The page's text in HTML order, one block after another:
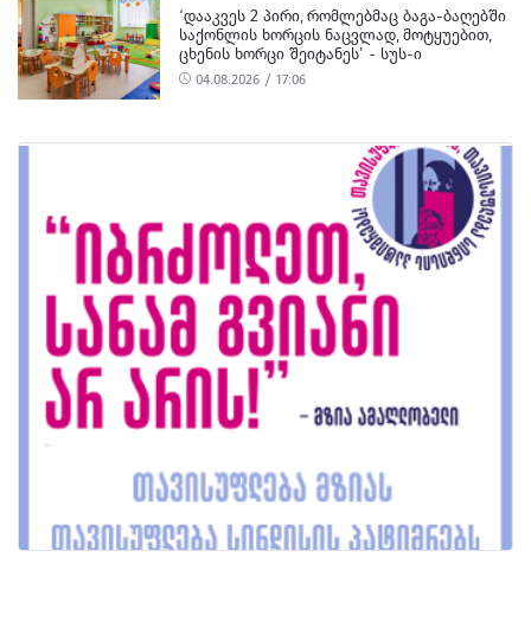
‘ᲓᲐᲐᲙᲕᲔᲡ 2 ᲞᲘᲠᲘ, ᲠᲝᲛᲚᲔᲑᲛᲐᲪ ᲑᲐᲒᲐ-ᲑᲐᲦᲔᲑᲨᲘ
ᲡᲐᲥᲝᲜᲚᲘᲡ ᲮᲝᲠᲪᲘᲡ ᲜᲐᲪᲕᲚᲐᲓ, ᲛᲝᲢᲧᲣᲔᲑᲘᲗ,
ᲪᲮᲔᲜᲘᲡ ᲮᲝᲠᲪᲘ ᲨᲔᲘᲢᲐᲜᲔᲡ’ - ᲡᲣᲡ-Ი
04.08.2026 / 17:06